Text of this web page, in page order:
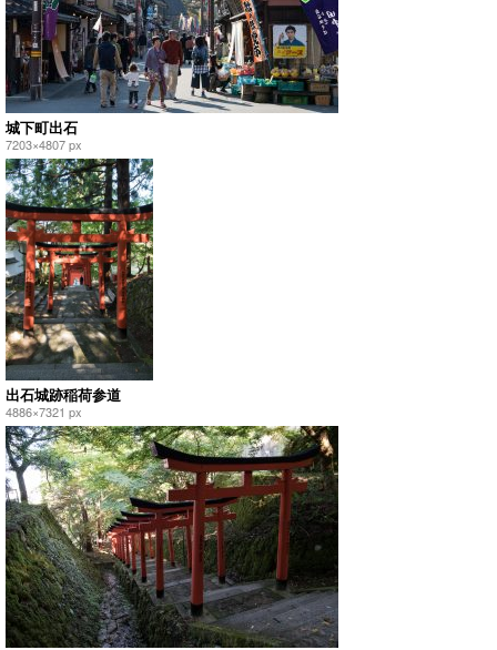
城下町出石
7203×4807 px
出石城跡稲荷参道
4886×7321 px